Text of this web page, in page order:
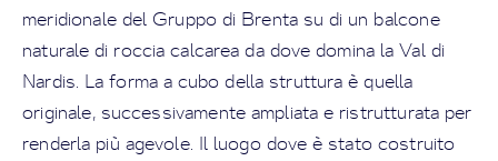
meridionale del Gruppo di Brenta su di un balcone
naturale di roccia calcarea da dove domina la Val di
Nardis. La forma a cubo della struttura è quella
originale, successivamente ampliata e ristrutturata per
renderla più agevole. Il luogo dove è stato costruito